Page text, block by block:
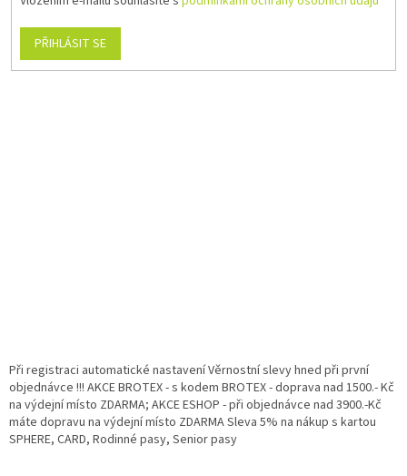
PŘIHLÁSIT SE
Při registraci automatické nastavení Věrnostní slevy hned při první
objednávce !!! AKCE BROTEX - s kodem BROTEX - doprava nad 1500.- Kč
na výdejní místo ZDARMA; AKCE ESHOP - při objednávce nad 3900.-Kč
máte dopravu na výdejní místo ZDARMA Sleva 5% na nákup s kartou
SPHERE, CARD, Rodinné pasy, Senior pasy